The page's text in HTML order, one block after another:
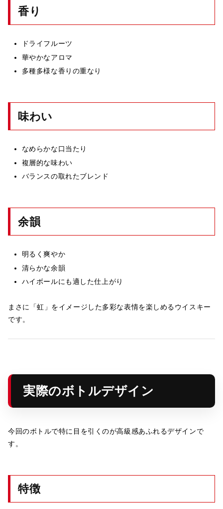
香り
ドライフルーツ
華やかなアロマ
多種多様な香りの重なり
味わい
なめらかな口当たり
複層的な味わい
バランスの取れたブレンド
余韻
明るく爽やか
清らかな余韻
ハイボールにも適した仕上がり
まさに「虹」をイメージした多彩な表情を楽しめるウイスキー
です。
実際のボトルデザイン
今回のボトルで特に目を引くのが高級感あふれるデザインで
す。
特徴